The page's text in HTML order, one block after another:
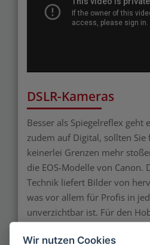
DSLR-Kameras
Besser als Spiegelreflex geht
zudem auf Digital, sollten Sie
keinerlei Grenzen mehr
die EOS-Modelle von Canon.
Technik liefert Bilder von
was vor allem für Profis in
unverzichtbar ist. Für den
Vergrößerung von Abzügen
Wir nutzen Cookies